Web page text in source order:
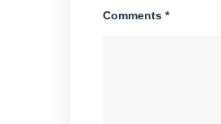
Comments *